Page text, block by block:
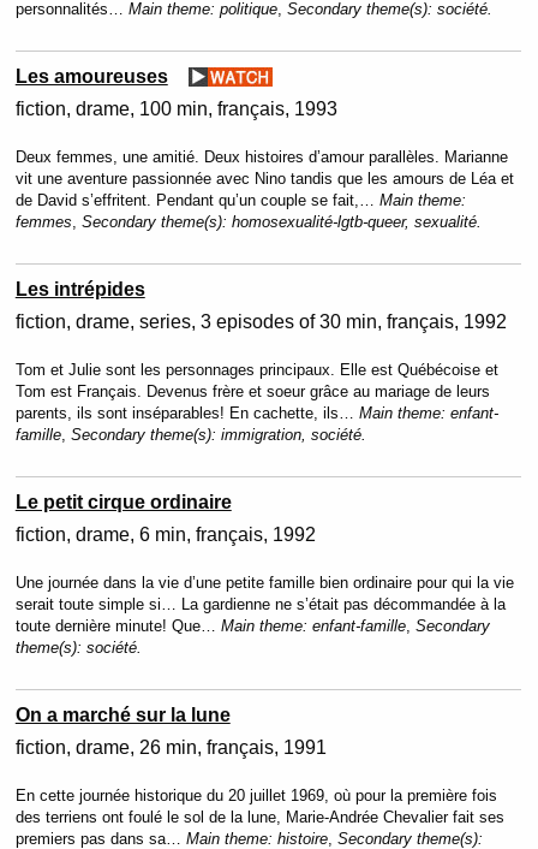
personnalités… Main theme: politique, Secondary theme(s): société.
Les amoureuses
fiction drame 100 min français 1993
Deux femmes, une amitié. Deux histoires d’amour parallèles. Marianne
vit une aventure passionnée avec Nino tandis que les amours de Léa et
de David s’effritent. Pendant qu’un couple se fait,… Main theme:
femmes Secondary theme(s): homosexualité-lgtb-queer, sexualité.
Les intrépides
fiction drame series 3 episodes of 30 min français 1992
Tom et Julie sont les personnages principaux. Elle est Québécoise et
Tom est Français. Devenus frère et soeur grâce au mariage de leurs
parents, ils sont inséparables! En cachette, ils… Main theme: enfant-
famille, Secondary theme(s): immigration, société.
Le petit cirque ordinaire
fiction drame 6 min français 1992
Une journée dans la vie d’une petite famille bien ordinaire pour qui la vie
serait toute simple si… La gardienne ne s’était pas décommandée à la
toute dernière minute! Que… Main theme: enfant-famille, Secondary
theme(s): société.
On a marché sur la lune
fiction drame 26 min français 1991
En cette journée historique du 20 juillet 1969, où pour la première fois
des terriens ont foulé le sol de la lune, Marie-Andrée Chevalier fait ses
premiers pas dans sa… Main theme: histoire, Secondary theme(s):